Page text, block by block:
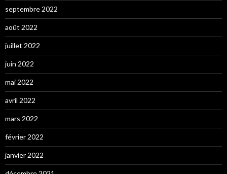
septembre 2022
août 2022
juillet 2022
juin 2022
mai 2022
avril 2022
mars 2022
février 2022
janvier 2022